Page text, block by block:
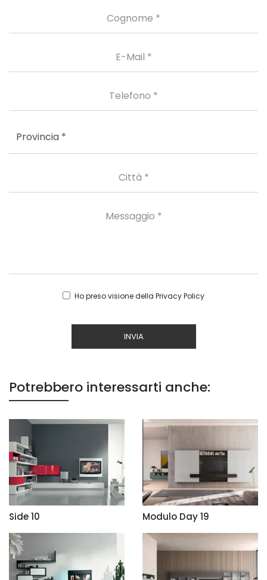
Ho preso visione della Privacy Policy
INVIA
Potrebbero interessarti anche:
Side 10 Modulo Day 19